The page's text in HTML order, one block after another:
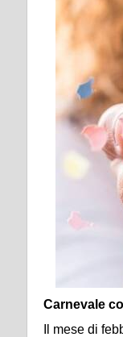
Carnevale
Il mese di